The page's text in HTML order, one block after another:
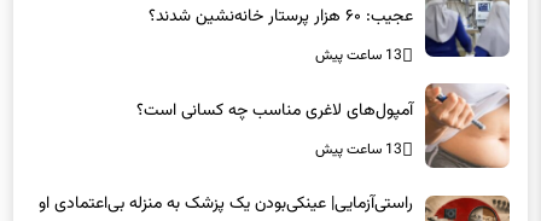
عجیب: ۶۰ هزار پرستار خانه‌نشین شدند؟
13 ساعت پیش
آمپول‌های لاغری مناسب چه کسانی است؟
13 ساعت پیش
راستی‌آزمایی| عینکی‌بودن یک پزشک به منزله بی‌اعتمادی او